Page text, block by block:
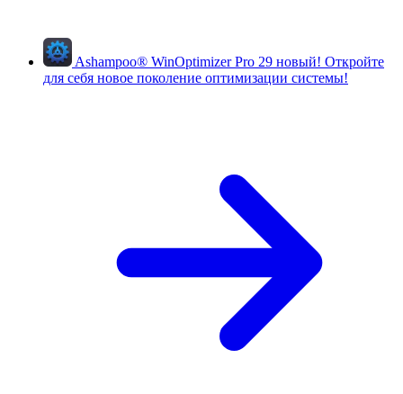
Ashampoo® WinOptimizer Pro 29 новый! Откройте
для себя новое поколение оптимизации системы!